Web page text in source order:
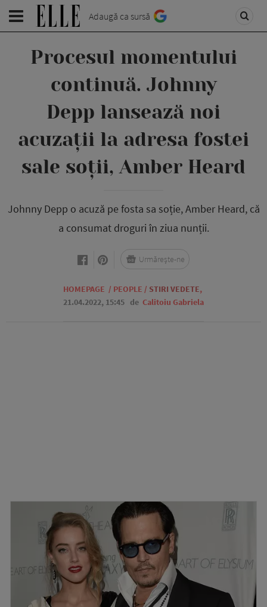
Adaugă ca sursă
Procesul momentului
continuă. Johnny
Depp lansează noi
acuzații la adresa fostei
sale soții, Amber Heard
Johnny Depp o acuză pe fosta sa soție, Amber Heard, că
a consumat droguri în ziua nunții.
HOMEPAGE / PEOPLE / STIRI VEDETE,
21.04.2022, 15:45 de Calitoiu Gabriela
Urmărește-ne